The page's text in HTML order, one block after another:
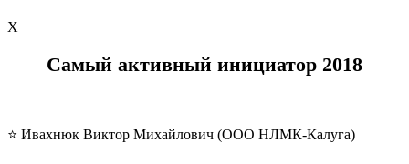
Х
Самый активный инициатор 2018
⭐️ Ивахнюк Виктор Михайлович (ООО НЛМК-Калуга)